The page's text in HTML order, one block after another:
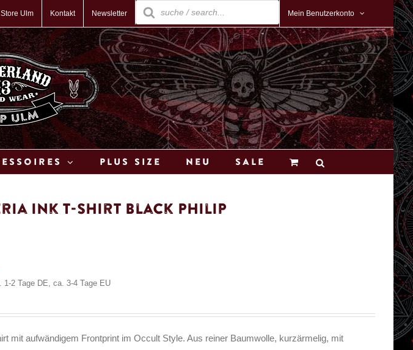
Store Ulm Kontakt Newsletter
Products
search
Mein Benutzerkonto
Plus Size Neu Sale
Ink T-Shirt Black Philip
1-2 Tage DE, ca. 3-4 Tage EU
mit aufwändigem Frontprint im Occult Style. Aus reiner Baumwolle, kurzärmelig, mit